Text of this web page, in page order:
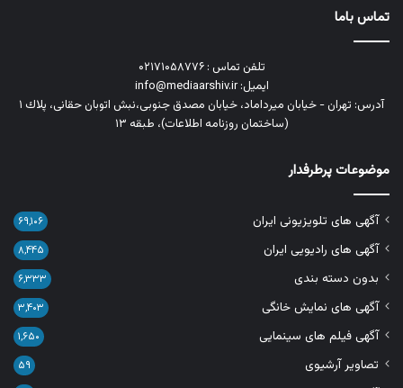
تماس باما
تلفن تماس : ۰۲۱۷۱۰۵۸۷۷۶
ایمیل: info@mediaarshiv.ir
آدرس: تهران - خیابان میرداماد، خیابان مصدق جنوبی،نبش اتوبان حقانی، پلاك ١
(ساختمان روزنامه اطلاعات)، طبقه ۱۳
موضوعات پرطرفدار
آگهی های تلویزیونی ایران ۶۹,۱۰۶
آگهی های رادیویی ایران ۸,۴۴۵
بدون دسته بندی ۶,۳۳۳
آگهی های نمایش خانگی ۳,۴۰۳
آگهی فیلم های سینمایی ۱,۶۵۰
تصاویر آرشیوی ۵۹